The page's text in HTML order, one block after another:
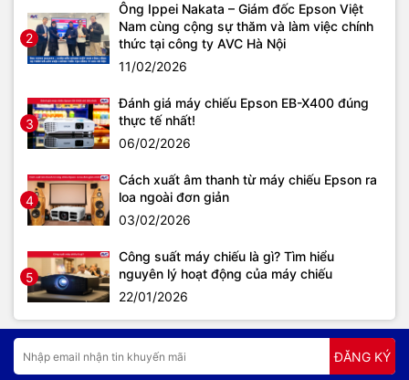
2
Ông Ippei Nakata – Giám đốc Epson Việt
Nam cùng cộng sự thăm và làm việc chính
thức tại công ty AVC Hà Nội
11/02/2026
3
Đánh giá máy chiếu Epson EB-X400 đúng
thực tế nhất!
06/02/2026
4
Cách xuất âm thanh từ máy chiếu Epson ra
loa ngoài đơn giản
03/02/2026
5
Công suất máy chiếu là gì? Tìm hiểu
nguyên lý hoạt động của máy chiếu
22/01/2026
ĐĂNG KÝ